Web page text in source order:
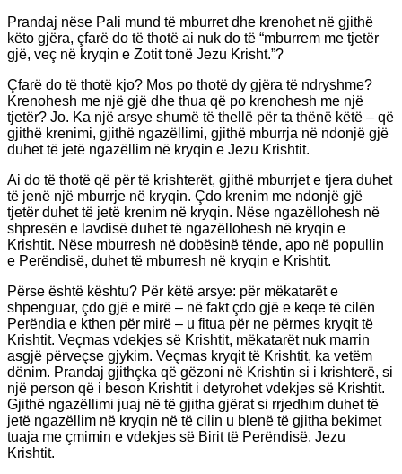
Prandaj nëse Pali mund të mburret dhe krenohet në gjithë
këto gjëra, çfarë do të thotë ai nuk do të “mburrem me tjetër
gjë, veç në kryqin e Zotit tonë Jezu Krisht.”?
Çfarë do të thotë kjo? Mos po thotë dy gjëra të ndryshme?
Krenohesh me një gjë dhe thua që po krenohesh me një
tjetër? Jo. Ka një arsye shumë të thellë për ta thënë këtë – që
gjithë krenimi, gjithë ngazëllimi, gjithë mburrja në ndonjë gjë
duhet të jetë ngazëllim në kryqin e Jezu Krishtit.
Ai do të thotë që për të krishterët, gjithë mburrjet e tjera duhet
të jenë një mburrje në kryqin. Çdo krenim me ndonjë gjë
tjetër duhet të jetë krenim në kryqin. Nëse ngazëllohesh në
shpresën e lavdisë duhet të ngazëllohesh në kryqin e
Krishtit. Nëse mburresh në dobësinë tënde, apo në popullin
e Perëndisë, duhet të mburresh në kryqin e Krishtit.
Përse është kështu? Për këtë arsye: për mëkatarët e
shpenguar, çdo gjë e mirë – në fakt çdo gjë e keqe të cilën
Perëndia e kthen për mirë – u fitua për ne përmes kryqit të
Krishtit. Veçmas vdekjes së Krishtit, mëkatarët nuk marrin
asgjë përveçse gjykim. Veçmas kryqit të Krishtit, ka vetëm
dënim. Prandaj gjithçka që gëzoni në Krishtin si i krishterë, si
një person që i beson Krishtit i detyrohet vdekjes së Krishtit.
Gjithë ngazëllimi juaj në të gjitha gjërat si rrjedhim duhet të
jetë ngazëllim në kryqin në të cilin u blenë të gjitha bekimet
tuaja me çmimin e vdekjes së Birit të Perëndisë, Jezu
Krishtit.